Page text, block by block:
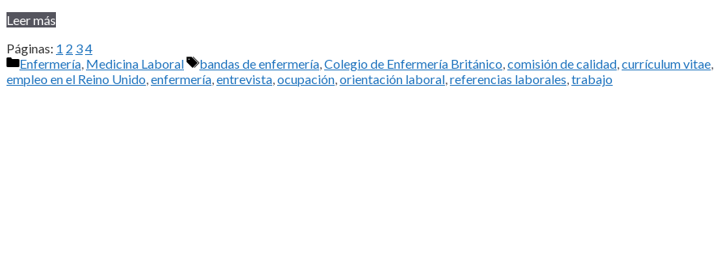
Leer más
Páginas: 1 2 34
Categorías
Enfermería, Medicina Laboral Etiquetas
bandas de enfermería,Colegio de Enfermería Británico,comisión de calidad,currículum vitae,
empleo en el Reino Unido,enfermería,entrevista,ocupación,orientación laboral,referencias laborales,trabajo